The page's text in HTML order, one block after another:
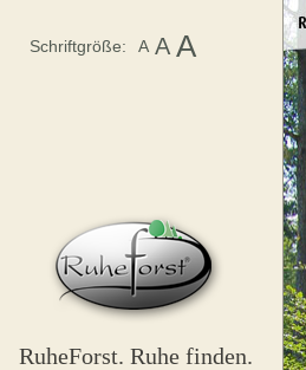
RuheForst. Ruhe finden.
Schriftgröße: A A A